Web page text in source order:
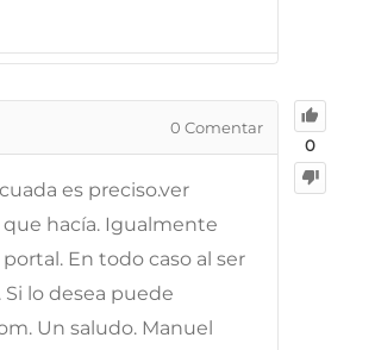
0
0 Comentar
es preciso.ver
hacía. Igualmente
En todo caso al ser
lo desea puede
Un saludo. Manuel